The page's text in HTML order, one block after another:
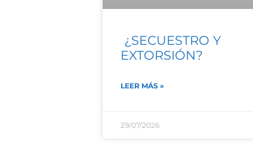
¿SECUESTRO Y
EXTORSIÓN?
LEER MÁS »
29/07/2026